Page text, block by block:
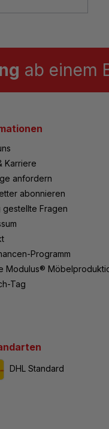
ab einem
Karriere
anfordern
abonnieren
gestellte Fragen
Programm
Modulus®
Tag
DHL Standard